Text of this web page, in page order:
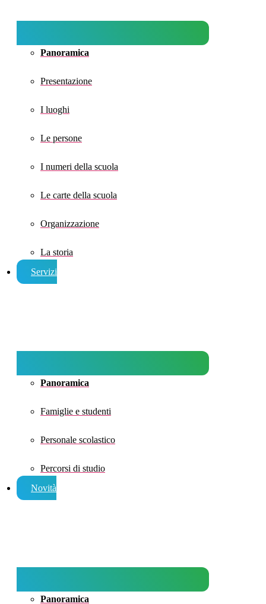
Panoramica
Presentazione
I luoghi
Le persone
I numeri della scuola
Le carte della scuola
Organizzazione
La storia
Servizi
Panoramica
Famiglie e studenti
Personale scolastico
Percorsi di studio
Novità
Panoramica